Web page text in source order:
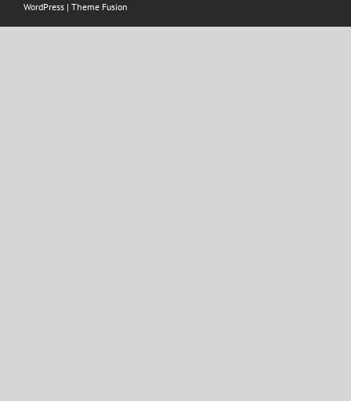
WordPress | Theme Fusion